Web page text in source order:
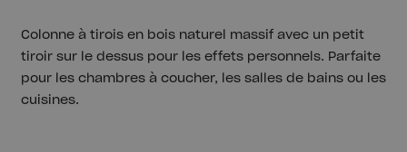
Colonne à tirois en bois naturel massif avec un petit
tiroir sur le dessus pour les effets personnels. Parfaite
pour les chambres à coucher, les salles de bains ou les
cuisines.